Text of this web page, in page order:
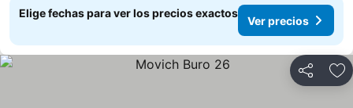
Elige fechas para ver los precios exactos
Ver precios
Compartir